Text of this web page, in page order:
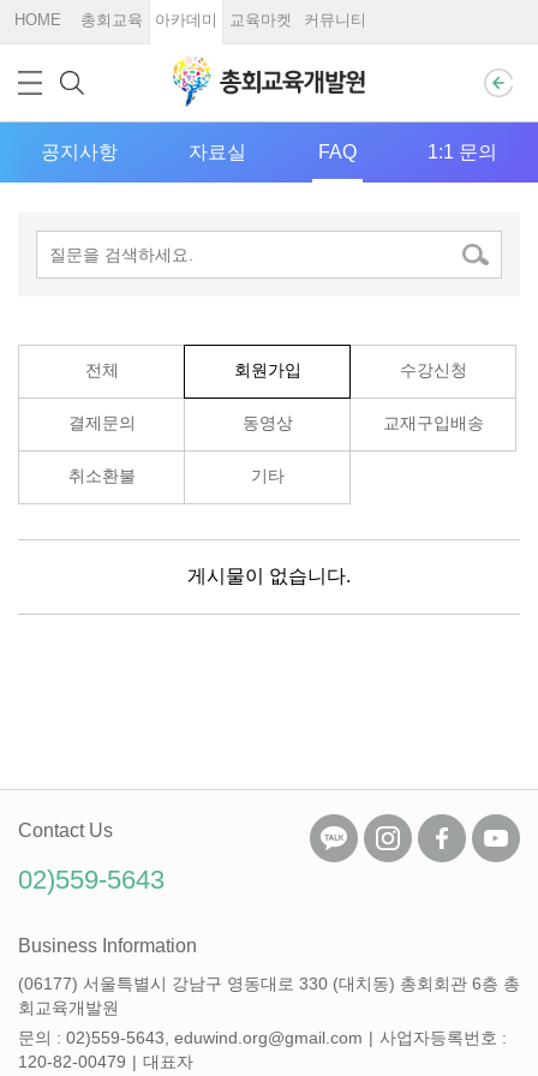
HOME 총회교육 아카데미 교육마켓 커뮤니티
공지사항 자료실 FAQ 1:1 문의
전체 회원가입 수강신청
결제문의 동영상 교재구입배송
취소환불 기타
게시물이 없습니다.
Contact Us
02)559-5643
Business Information
(06177) 서울특별시 강남구 영동대로 330 (대치동) 총회회관 6층 총
회교육개발원
문의 : 02)559-5643, eduwind.org@gmail.com | 사업자등록번호 :
120-82-00479 | 대표자